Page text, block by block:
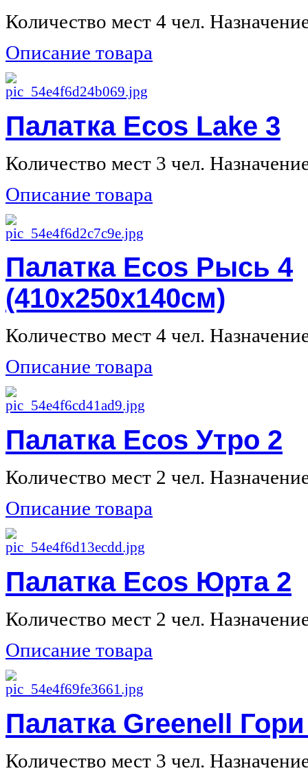
Количество мест 4 чел.
Описание товара
Палатка Ecos Lake 3
Количество мест 3 чел.
Описание товара
Палатка Ecos Рысь 4
(410х250х140см)
Количество мест 4 чел.
Описание товара
Палатка Ecos Утро 2
Количество мест 2 чел.
Описание товара
Палатка Ecos Юрта 2
Количество мест 2 чел.
Описание товара
Палатка Greenell
Количество мест 3 чел.